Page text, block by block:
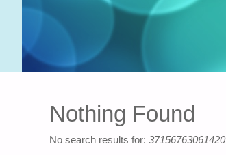
Nothing Found
No search results for: 37156763061420